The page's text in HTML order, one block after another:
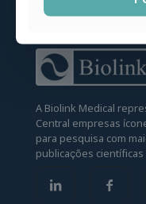
A Biolink Medical
Central empresas
para pesquisa com
publicações